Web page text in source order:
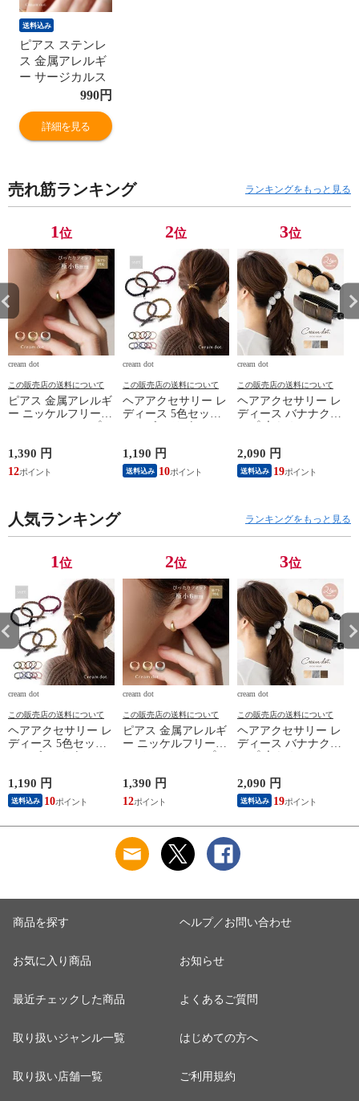
送料込み
ピアス ステンレ
ス 金属アレルギ
ー サージカルス
テンレス レディ
ース ボールグラ
ッパー ボールキ
ャッチャー ホル
助器具 便利ツー
ル 着脱簡単 取り
ギー cream dot ゆ
うパケット ［シ
ルバー_ワンサイ
ズ］
990円
詳細を見る
売れ筋ランキング ランキングをもっと見る
1位
cream dot
この販売店の送料について
ピアス 金属アレルギ
ー ニッケルフリー
レス 中折れ ヘアラ
イン セミマット つ
や消し 極小 6mm 耳
ケット ［シルバー_
ピアス］
1,390 円
12
2位
cream dot
この販売店の送料について
ヘアアクセサリー レ
ディース 5色セット
り ツイスト cream
dot ゆうパケット ［B
タイプ_アソート］
1,190 円
送料込み 10
3位
cream dot
この販売店の送料について
ヘアアクセサリー レ
ディース バナナクリ
プ 髪留め まとめ髪
スクエア マーブル
ビッグ 艶 ブラウン
サイズ］
2,090 円
送料込み 19
人気ランキング ランキングをもっと見る
1位
cream dot
この販売店の送料について
ヘアアクセサリー レ
ディース 5色セット
り ツイスト cream
dot ゆうパケット ［B
タイプ_アソート］
1,190 円
送料込み 10
2位
cream dot
この販売店の送料について
ピアス 金属アレルギ
ー ニッケルフリー
レス 中折れ ヘアラ
イン セミマット つ
や消し 極小 6mm 耳
ケット ［シルバー_
ピアス］
1,390 円
12
3位
cream dot
この販売店の送料について
ヘアアクセサリー レ
ディース バナナクリ
プ 髪留め まとめ髪
スクエア マーブル
ビッグ 艶 ブラウン
サイズ］
2,090 円
送料込み 19
商品を探す
お気に入り商品
最近チェックした商品
取り扱いジャンル一覧
取り扱い店舗一覧
ヘルプ／お問い合わせ
お知らせ
よくあるご質問
はじめての方へ
ご利用規約